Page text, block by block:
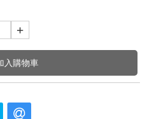
+
入購物車